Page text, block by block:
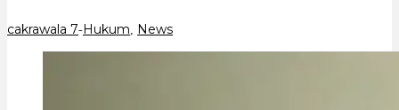
cakrawala 7-Hukum News